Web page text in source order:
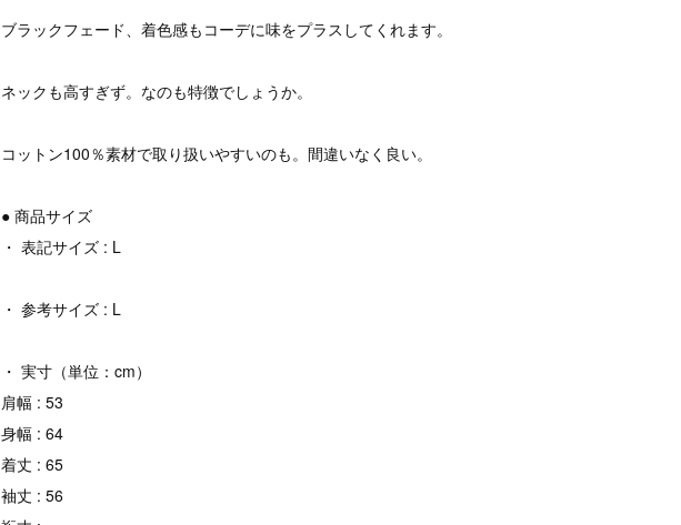
ブラックフェード、着色感もコーデに味をプラスしてくれます。
ネックも高すぎず。なのも特徴でしょうか。
コットン100％素材で取り扱いやすいのも。間違いなく良い。
● 商品サイズ
・ 表記サイズ : L
・ 参考サイズ : L
・ 実寸（単位：cm）
肩幅 : 53
身幅 : 64
着丈 : 65
袖丈 : 56